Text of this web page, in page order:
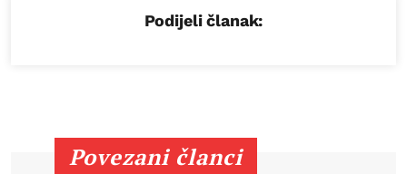
Podijeli članak:
Povezani članci